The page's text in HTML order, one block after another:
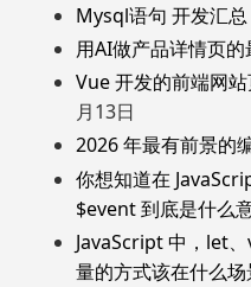
Mysql语句 开发汇总
用AI做产品详情页的
Vue 开发的前端网
月13日
2026 年最有前景的
你想知道在
$event 到底是什么
JavaScript 中，let
量的方式该在什么